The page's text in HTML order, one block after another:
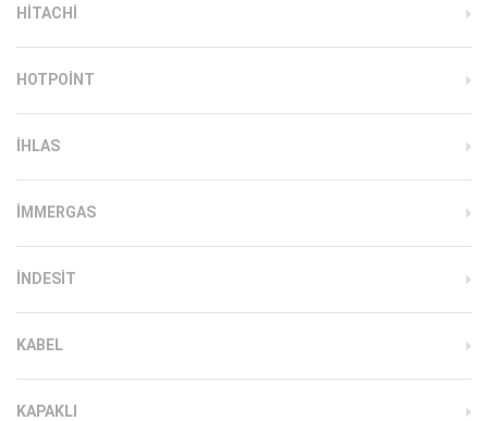
HITACHI
HOTPOINT
IHLAS
İMMERGAS
INDESIT
KABEL
KAPAKLI